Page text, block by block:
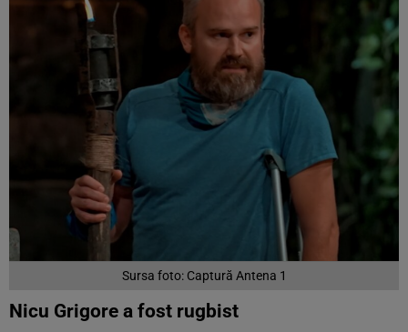
Sursa foto: Captură Antena 1
Nicu Grigore a fost rugbist